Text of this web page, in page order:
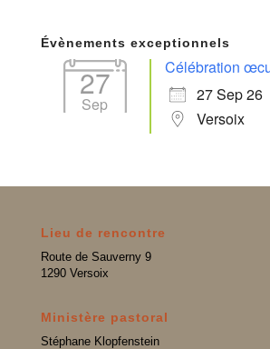
Évènements exceptionnels
27
Sep
Célébration
27 Sep 26
Versoix
Lieu de rencontre
Route de Sauverny 9
1290 Versoix
Ministère pastoral
Stéphane Klopfenstein